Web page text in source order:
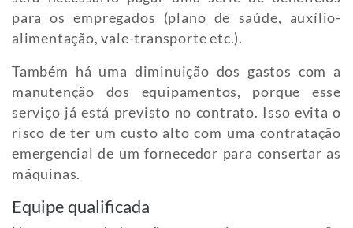
para os empregados (plano de saúde, auxílio-
alimentação, vale-transporte etc.).
Também há uma diminuição dos gastos com a
manutenção dos equipamentos, porque esse
serviço já está previsto no contrato. Isso evita o
risco de ter um custo alto com uma contratação
emergencial de um fornecedor para consertar as
máquinas.
Equipe qualificada